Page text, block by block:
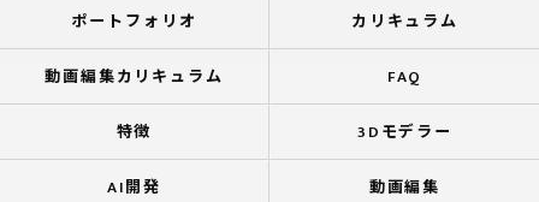
ポートフォリオ カリキュラム
動画編集カリキュラム FAQ
特徴 3Dモデラー
AI開発 動画編集